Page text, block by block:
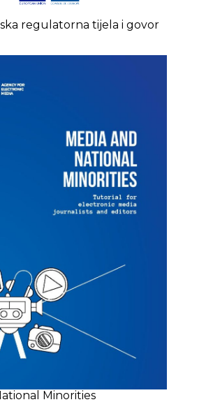
regulatorna tijela i govor
Minorities